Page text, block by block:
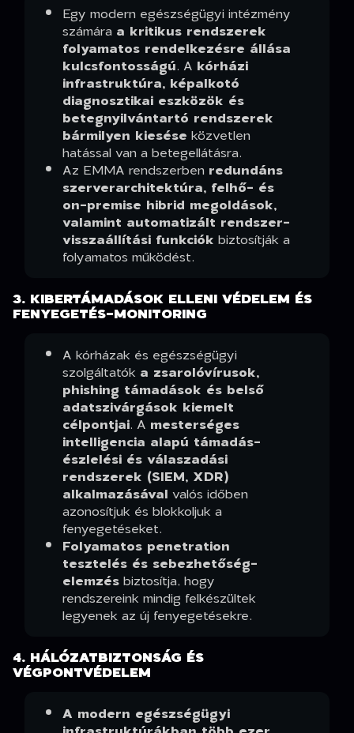
Egy modern egészségügyi intézmény
számára a kritikus rendszerek
folyamatos rendelkezésre állása
kulcsfontosságú. A kórházi
infrastruktúra, képalkotó
diagnosztikai eszközök és
betegnyilvántartó rendszerek
bármilyen kiesése közvetlen
hatással van a betegellátásra.
Az EMMA rendszerben redundáns
szerverarchitektúra, felhő- és
on-premise hibrid megoldások,
valamint automatizált rendszer-
visszaállítási funkciók biztosítják a
folyamatos működést.
3. KIBERTÁMADÁSOK ELLENI VÉDELEM ÉS
FENYEGETÉS-MONITORING
A kórházak és egészségügyi
szolgáltatók a zsarolóvírusok,
phishing támadások és belső
adatszivárgások kiemelt
célpontjai. A mesterséges
intelligencia alapú támadás-
észlelési és válaszadási
rendszerek (SIEM, XDR)
alkalmazásával valós időben
azonosítjuk és blokkoljuk a
fenyegetéseket.
Folyamatos penetration
tesztelés és sebezhetőség-
elemzésbiztosítja, hogy
rendszereink mindig felkészültek
legyenek az új fenyegetésekre.
4. HÁLÓZATBIZTONSÁG ÉS
VÉGPONTVÉDELEM
A modern egészségügyi